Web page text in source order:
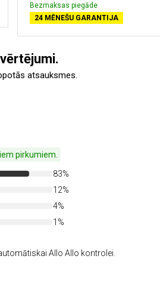
Bezmaksas piegāde
24 MĒNEŠU GARANTIJA
atsauksmes.
pirkumiem.
83%
12%
4%
1%
Allo Allo kontrolei.